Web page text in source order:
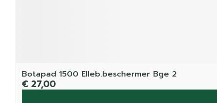
Botapad 1500 Elleb.beschermer Bge 2
€ 27,00